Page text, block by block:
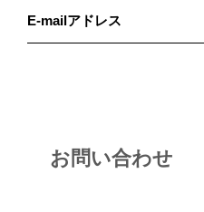
E-mailアドレス
お問い合わせ